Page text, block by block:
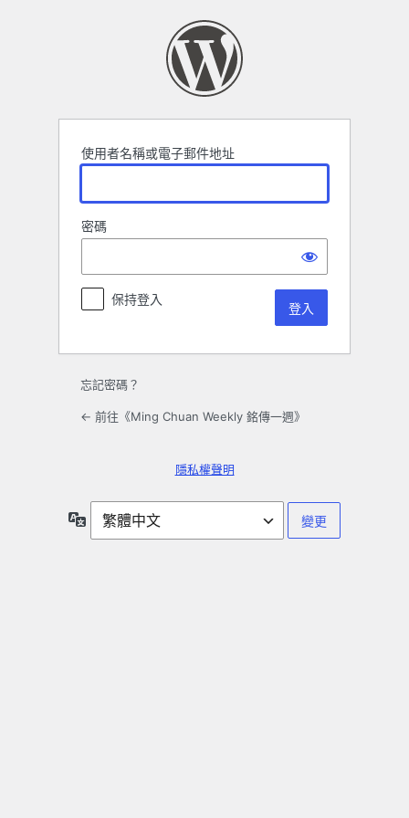
使用者名稱或電子郵件地址
密碼
保持登入
忘記密碼？
← 前往《Ming Chuan Weekly 銘傳一週》
隱私權聲明
言